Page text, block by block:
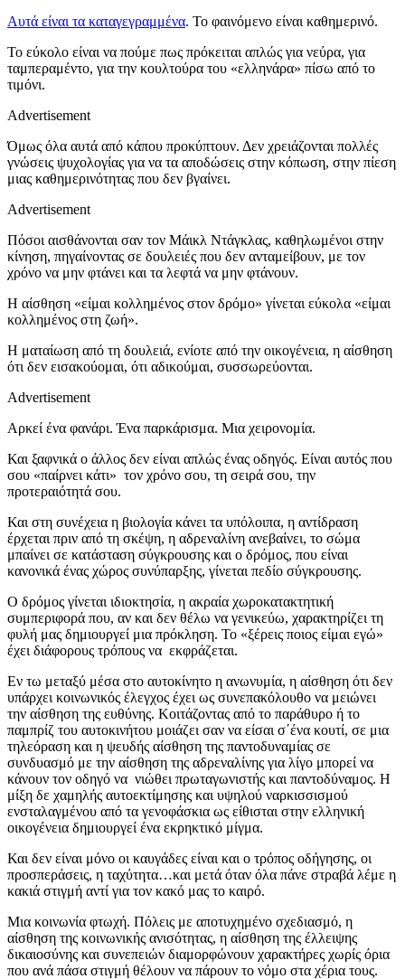
Αυτά είναι τα καταγεγραμμένα. Το φαινόμενο είναι καθημερινό.
Το εύκολο είναι να πούμε πως πρόκειται απλώς για νεύρα, για
ταμπεραμέντο, για την κουλτούρα του «ελληνάρα» πίσω από το
τιμόνι.
Advertisement
Όμως όλα αυτά από κάπου προκύπτουν. Δεν χρειάζονται πολλές
γνώσεις ψυχολογίας για να τα αποδώσεις στην κόπωση, στην πίεση
μιας καθημερινότητας που δεν βγαίνει.
Advertisement
Πόσοι αισθάνονται σαν τον Μάικλ Ντάγκλας, καθηλωμένοι στην
κίνηση, πηγαίνοντας σε δουλειές που δεν ανταμείβουν, με τον
χρόνο να μην φτάνει και τα λεφτά να μην φτάνουν.
Η αίσθηση «είμαι κολλημένος στον δρόμο» γίνεται εύκολα «είμαι
κολλημένος στη ζωή».
Η ματαίωση από τη δουλειά, ενίοτε από την οικογένεια, η αίσθηση
ότι δεν εισακούομαι, ότι αδικούμαι, συσσωρεύονται.
Advertisement
Αρκεί ένα φανάρι. Ένα παρκάρισμα. Μια χειρονομία.
Και ξαφνικά ο άλλος δεν είναι απλώς ένας οδηγός. Είναι αυτός που
σου «παίρνει κάτι» τον χρόνο σου, τη σειρά σου, την
προτεραιότητά σου.
Και στη συνέχεια η βιολογία κάνει τα υπόλοιπα, η αντίδραση
έρχεται πριν από τη σκέψη, η αδρεναλίνη ανεβαίνει, το σώμα
μπαίνει σε κατάσταση σύγκρουσης και ο δρόμος, που είναι
κανονικά ένας χώρος συνύπαρξης, γίνεται πεδίο σύγκρουσης.
Ο δρόμος γίνεται ιδιοκτησία, η ακραία χωροκατακτητική
συμπεριφορά που, αν και δεν θέλω να γενικεύω, χαρακτηρίζει τη
φυλή μας δημιουργεί μια πρόκληση. Το «ξέρεις ποιος είμαι εγώ»
έχει διάφορους τρόπους να εκφράζεται.
Εν τω μεταξύ μέσα στο αυτοκίνητο η ανωνυμία, η αίσθηση ότι δεν
υπάρχει κοινωνικός έλεγχος έχει ως συνεπακόλουθο να μειώνει
την αίσθηση της ευθύνης. Κοιτάζοντας από το παράθυρο ή το
παμπρίζ του αυτοκινήτου μοιάζει σαν να είσαι σ΄ένα κουτί, σε μια
τηλεόραση και η ψευδής αίσθηση της παντοδυναμίας σε
συνδυασμό με την αίσθηση της αδρεναλίνης για λίγο μπορεί να
κάνουν τον οδηγό να νιώθει πρωταγωνιστής και παντοδύναμος. Η
μίξη δε χαμηλής αυτοεκτίμησης και υψηλού ναρκισσισμού
ενσταλαγμένου από τα γενοφάσκια ως είθισται στην ελληνική
οικογένεια δημιουργεί ένα εκρηκτικό μίγμα.
Και δεν είναι μόνο οι καυγάδες είναι και ο τρόπος οδήγησης, οι
προσπεράσεις, η ταχύτητα…και μετά όταν όλα πάνε στραβά λέμε η
κακιά στιγμή αντί για τον κακό μας το καιρό.
Μια κοινωνία φτωχή. Πόλεις με αποτυχημένο σχεδιασμό, η
αίσθηση της κοινωνικής ανισότητας, η αίσθηση της έλλειψης
δικαιοσύνης και συνεπειών διαμορφώνουν χαρακτήρες χωρίς όρια
που ανά πάσα στιγμή θέλουν να πάρουν το νόμο στα χέρια τους.